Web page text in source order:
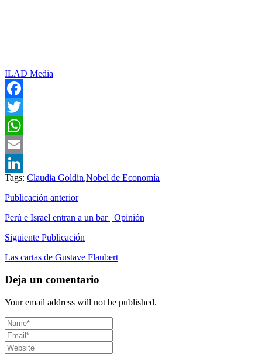
ILAD Media
Facebook
Twitter
WhatsApp
Email
LinkedIn
Tags: Claudia Goldin,Nobel de Economía
Publicación anterior
Perú e Israel entran a un bar | Opinión
Siguiente Publicación
Las cartas de Gustave Flaubert
Deja un comentario
Your email address will not be published.